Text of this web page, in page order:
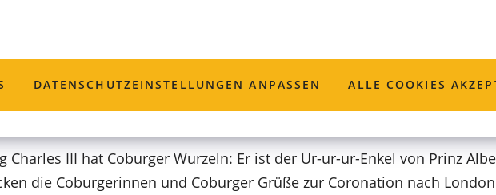
DATENSCHUTZ­EINSTELLUNGEN ANPASSEN ALLE COOKIES
Grüße nach
Charles III hat Coburger Wurzeln: Er ist der Ur-ur-ur-Enkel von Prinz
die Coburgerinnen und Coburger Grüße zur Coronation nach